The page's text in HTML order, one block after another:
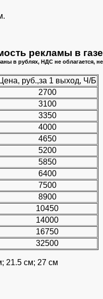
рекламы в
в рублях, НДС не облагается,
Цена, руб.,за 1 выход, Ч/Б
2700
3100
3350
4000
4650
5200
5850
6400
7500
8900
10450
14000
16750
32500
21.5 см; 27 см